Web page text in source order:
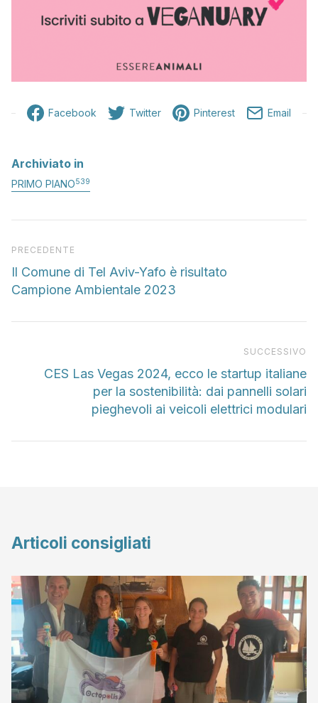
Facebook Twitter Pinterest Email
Archiviato in
PRIMO PIANO539
Articolo precedente
PRECEDENTE
Il Comune di Tel Aviv-Yafo è risultato
Campione Ambientale 2023
SUCCESSIVO
CES Las Vegas 2024, ecco le startup italiane
per la sostenibilità: dai pannelli solari
pieghevoli ai veicoli elettrici modulari
Articoli consigliati